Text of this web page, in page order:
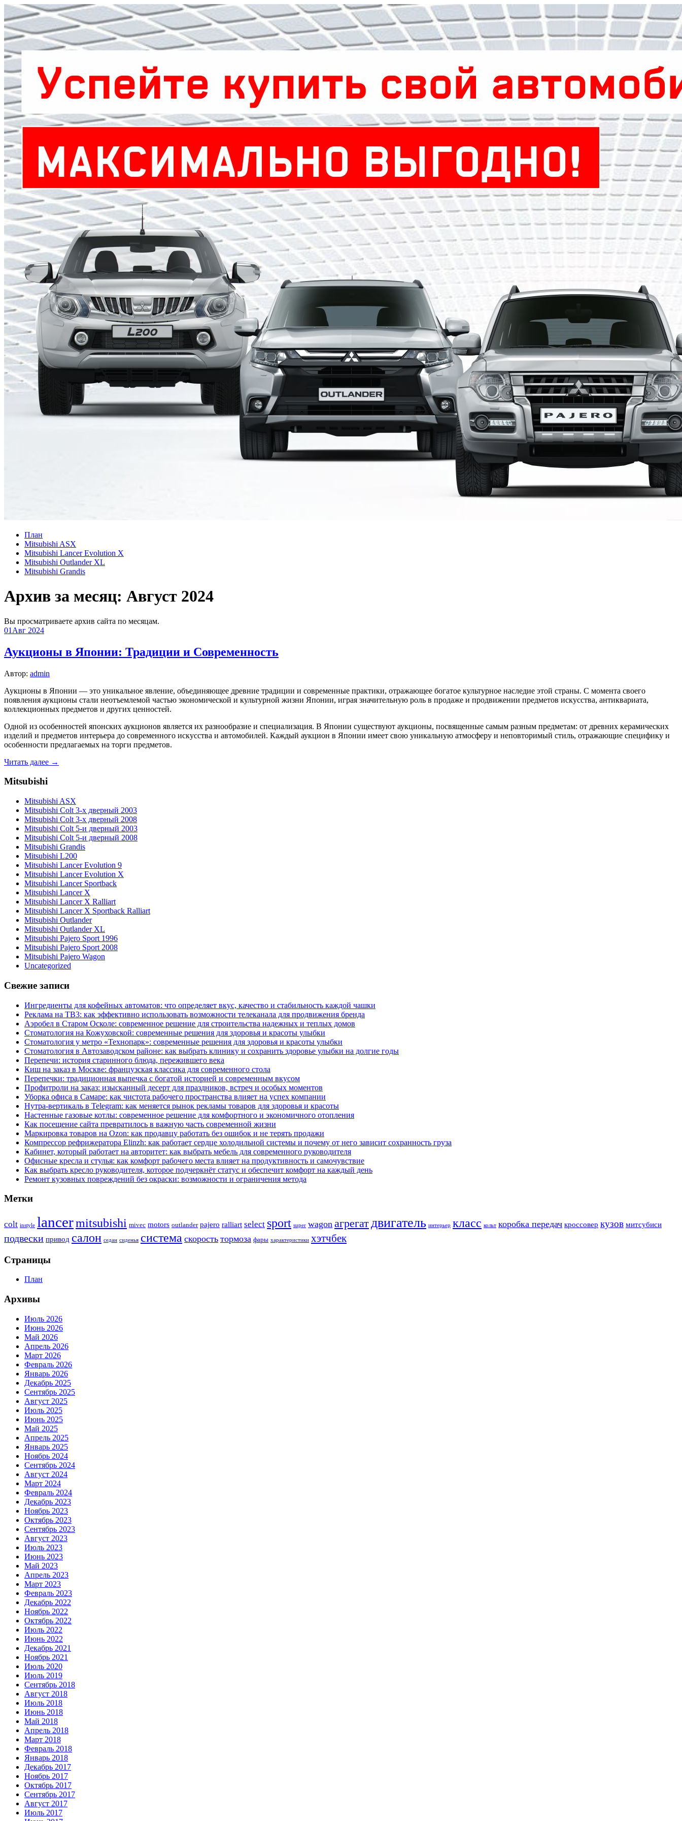
План
Mitsubishi ASX
Mitsubishi Lancer Evolution X
Mitsubishi Outlander XL
Mitsubishi Grandis
Архив за месяц: Август 2024
Вы просматриваете архив сайта по месяцам.
01 Авг 2024
Аукционы в Японии: Традиции и Современность
Автор: admin
Аукционы в Японии — это уникальное явление, объединяющее древние традиции и современные практики, отражающее богатое культурное наследие этой страны. С момента своего
появления аукционы стали неотъемлемой частью экономической и культурной жизни Японии, играя значительную роль в продаже и продвижении предметов искусства, антиквариата,
коллекционных предметов и других ценностей.
Одной из особенностей японских аукционов является их разнообразие и специализация. В Японии существуют аукционы, посвященные самым разным предметам: от древних керамических
изделий и предметов интерьера до современного искусства и автомобилей. Каждый аукцион в Японии имеет свою уникальную атмосферу и неповторимый стиль, отражающие специфику и
особенности предлагаемых на торги предметов.
Читать далее →
Mitsubishi
Mitsubishi ASX
Mitsubishi Colt 3-х дверный 2003
Mitsubishi Colt 3-х дверный 2008
Mitsubishi Colt 5-и дверный 2003
Mitsubishi Colt 5-и дверный 2008
Mitsubishi Grandis
Mitsubishi L200
Mitsubishi Lancer Evolution 9
Mitsubishi Lancer Evolution X
Mitsubishi Lancer Sportback
Mitsubishi Lancer X
Mitsubishi Lancer X Ralliart
Mitsubishi Lancer X Sportback Ralliart
Mitsubishi Outlander
Mitsubishi Outlander XL
Mitsubishi Pajero Sport 1996
Mitsubishi Pajero Sport 2008
Mitsubishi Pajero Wagon
Uncategorized
Свежие записи
Ингредиенты для кофейных автоматов: что определяет вкус, качество и стабильность каждой чашки
Реклама на ТВ3: как эффективно использовать возможности телеканала для продвижения бренда
Аэробел в Старом Осколе: современное решение для строительства надежных и теплых домов
Стоматология на Кожуховской: современные решения для здоровья и красоты улыбки
Стоматология у метро «Технопарк»: современные решения для здоровья и красоты улыбки
Стоматология в Автозаводском районе: как выбрать клинику и сохранить здоровье улыбки на долгие годы
Перепечи: история старинного блюда, пережившего века
Киш на заказ в Москве: французская классика для современного стола
Перепечки: традиционная выпечка с богатой историей и современным вкусом
Профитроли на заказ: изысканный десерт для праздников, встреч и особых моментов
Уборка офиса в Самаре: как чистота рабочего пространства влияет на успех компании
Нутра-вертикаль в Telegram: как меняется рынок рекламы товаров для здоровья и красоты
Настенные газовые котлы: современное решение для комфортного и экономичного отопления
Как посещение сайта превратилось в важную часть современной жизни
Маркировка товаров на Ozon: как продавцу работать без ошибок и не терять продажи
Компрессор рефрижератора Elinzh: как работает сердце холодильной системы и почему от него зависит сохранность груза
Кабинет, который работает на авторитет: как выбрать мебель для современного руководителя
Офисные кресла и стулья: как комфорт рабочего места влияет на продуктивность и самочувствие
Как выбрать кресло руководителя, которое подчеркнёт статус и обеспечит комфорт на каждый день
Ремонт кузовных повреждений без окраски: возможности и ограничения метода
Метки
colt instyle lancermitsubishi mivec motors outlander pajero ralliart select sport super wagon агрегатдвигатель интерьер класс кольт коробка передач кроссовер кузов митсубиси
подвески привод салон седан сиденья система скорость тормоза фары характеристики хэтчбек
Страницы
План
Архивы
Июль 2026
Июнь 2026
Май 2026
Апрель 2026
Март 2026
Февраль 2026
Январь 2026
Декабрь 2025
Сентябрь 2025
Август 2025
Июль 2025
Июнь 2025
Май 2025
Апрель 2025
Январь 2025
Ноябрь 2024
Сентябрь 2024
Август 2024
Март 2024
Февраль 2024
Декабрь 2023
Ноябрь 2023
Октябрь 2023
Сентябрь 2023
Август 2023
Июль 2023
Июнь 2023
Май 2023
Апрель 2023
Март 2023
Февраль 2023
Декабрь 2022
Ноябрь 2022
Октябрь 2022
Июль 2022
Июнь 2022
Декабрь 2021
Ноябрь 2021
Июль 2020
Июль 2019
Сентябрь 2018
Август 2018
Июль 2018
Июнь 2018
Май 2018
Апрель 2018
Март 2018
Февраль 2018
Январь 2018
Декабрь 2017
Ноябрь 2017
Октябрь 2017
Сентябрь 2017
Август 2017
Июль 2017